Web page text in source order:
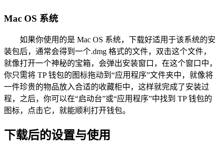
Mac OS 系统
如果你使用的是 Mac OS 系统，下载好适用于该系统的安
装包后，通常会得到一个.dmg 格式的文件，双击这个文件，
就像打开一个神秘的宝箱，会弹出安装窗口，在这个窗口中，
你只需将 TP 钱包的图标拖动到“应用程序”文件夹中，就像将
一件珍贵的物品放入合适的收藏柜中，这样就完成了安装过
程，之后，你可以在“启动台”或“应用程序”中找到 TP 钱包的
图标，点击它，就能顺利打开钱包。
下载后的设置与使用